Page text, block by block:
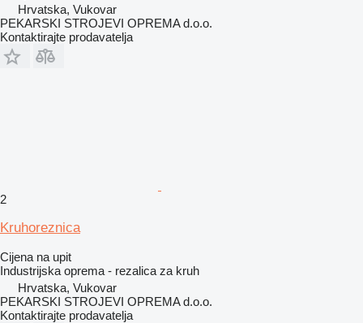
Hrvatska, Vukovar
PEKARSKI STROJEVI OPREMA d.o.o.
Kontaktirajte prodavatelja
2
Kruhoreznica
Cijena na upit
Industrijska oprema - rezalica za kruh
Hrvatska, Vukovar
PEKARSKI STROJEVI OPREMA d.o.o.
Kontaktirajte prodavatelja